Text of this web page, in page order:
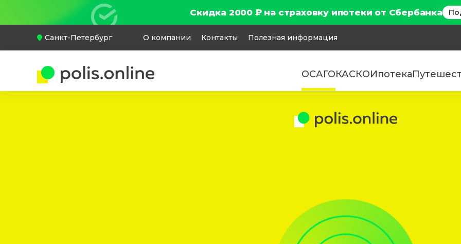
Скидка 2000 ₽ на страховку ипотеки от Сбербанка
Санкт-Петербург О компании Контакты Полезная информация
ОСАГОКАСКОИпотека